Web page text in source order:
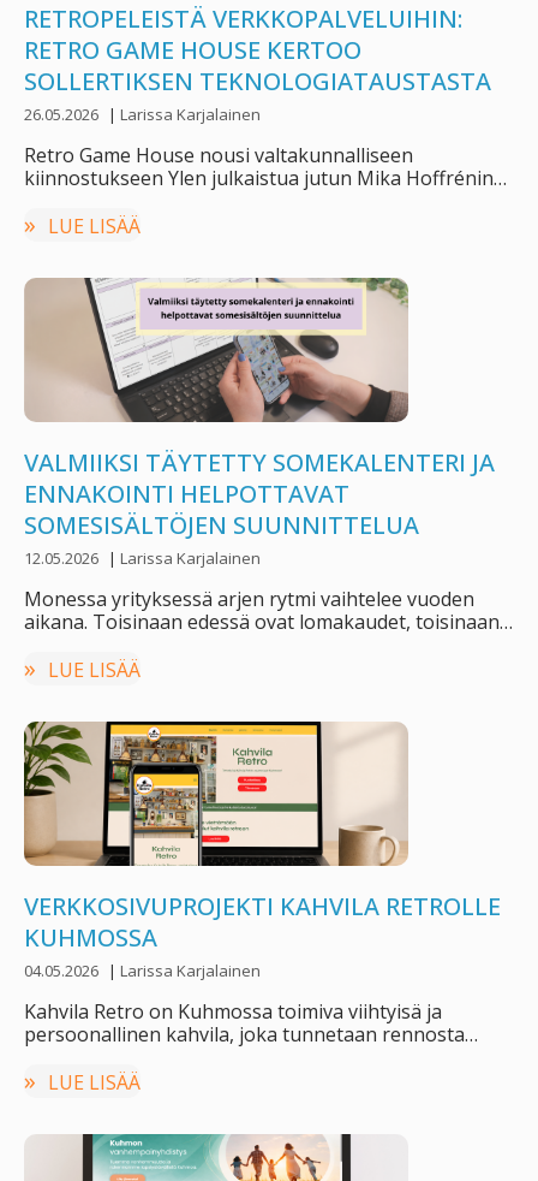
RETROPELEISTÄ VERKKOPALVELUIHIN:
RETRO GAME HOUSE KERTOO
SOLLERTIKSEN TEKNOLOGIATAUSTASTA
26.05.2026 | Larissa Karjalainen
Retro Game House nousi valtakunnalliseen
kiinnostukseen Ylen julkaistua jutun Mika Hoffrénin
LUE LISÄÄ
VALMIIKSI TÄYTETTY SOMEKALENTERI JA
ENNAKOINTI HELPOTTAVAT
SOMESISÄLTÖJEN SUUNNITTELUA
12.05.2026 | Larissa Karjalainen
Monessa yrityksessä arjen rytmi vaihtelee vuoden
aikana. Toisinaan edessä ovat lomakaudet, toisinaan
LUE LISÄÄ
VERKKOSIVUPROJEKTI KAHVILA RETROLLE
KUHMOSSA
04.05.2026 | Larissa Karjalainen
Kahvila Retro on Kuhmossa toimiva viihtyisä ja
persoonallinen kahvila, joka tunnetaan rennosta
LUE LISÄÄ